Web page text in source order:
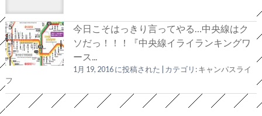
今日こそはっきり言ってやる…中央線はク
ソだっ！！！『中央線イライランキングワ
ース...
1月 19, 2016 に投稿された カテゴリ:キャンパスライ
フ